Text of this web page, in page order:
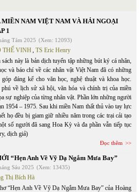
MIỀN NAM VIỆT NAM VÀ HẢI NGOẠI
1
Tám 2025 (Xem: 12093)
THẾ VINH, TS Eric Henry
sách này là bản dịch tuyển tập những bút ký cá nhân,
và báo chí về các nhân vật Việt Nam đã có những
góp đáng kể cho văn học, nghệ thuật và khoa học.
về lịch sử xã hội, văn hóa và chính trị của miền
sự nghiệp của từng nhân vật. Phần lớn những người
1954 – 1975. Sau khi miền Nam thất thủ vào tay lực
họ đều bị giam giữ nhiều năm trong các trại cải tạo
số người đã sang Hoa Kỳ và đa phần vẫn tiếp tục
dịch giả)
Đọc thêm
“Hẹn Anh Về Vỹ Dạ Ngắm Mưa Bay”
Sáu 2025 (Xem: 13435)
Thị Bích Hà
“Hẹn Anh Về Vỹ Dạ Ngắm Mưa Bay” của Hoàng